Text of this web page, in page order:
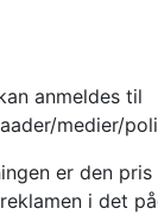
anmeldes til
medier/
er den
i det